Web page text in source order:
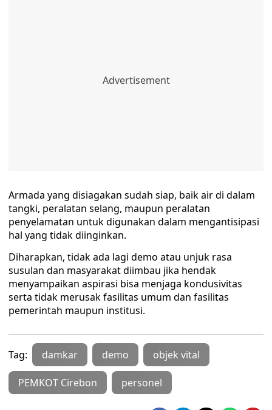
Armada yang disiagakan sudah siap, baik air di dalam
tangki, peralatan selang, maupun peralatan
penyelamatan untuk digunakan dalam mengantisipasi
hal yang tidak diinginkan.
Diharapkan, tidak ada lagi demo atau unjuk rasa
susulan dan masyarakat diimbau jika hendak
menyampaikan aspirasi bisa menjaga kondusivitas
serta tidak merusak fasilitas umum dan fasilitas
pemerintah maupun institusi.
Tag: damkar demo objek vital
PEMKOT Cirebon personel